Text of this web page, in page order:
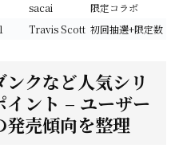
sacai
限定コラボ
Travis Scott 初回抽選+限定数
クなど人気シリ
イント – ユーザー
売傾向を整理